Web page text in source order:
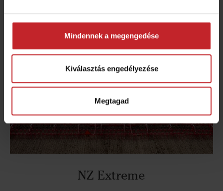
Mindennek a megengedése
Kiválasztás engedélyezése
Megtagad
NZ Extreme